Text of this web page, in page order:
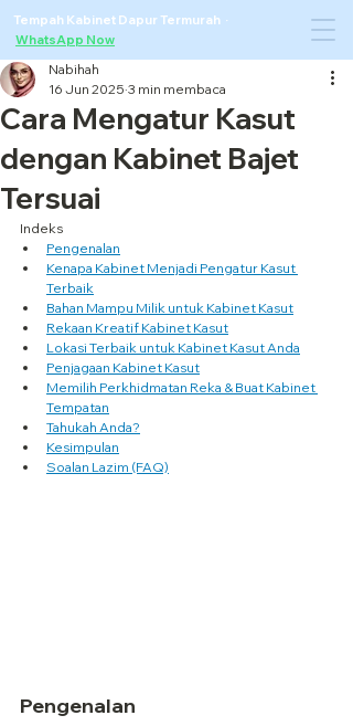
Tempah Kabinet Dapur Termurah ·
WhatsApp Now
Cara Mengatur Kasut
dengan Kabinet Bajet
Tersuai
Nabihah
16 Jun 2025 3 min membaca
Indeks
Pengenalan
Kenapa Kabinet Menjadi Pengatur Kasut
Terbaik
Bahan Mampu Milik untuk Kabinet Kasut
Rekaan Kreatif Kabinet Kasut
Lokasi Terbaik untuk Kabinet Kasut Anda
Penjagaan Kabinet Kasut
Memilih Perkhidmatan Reka & Buat Kabinet
Tempatan
Tahukah Anda?
Kesimpulan
Soalan Lazim (FAQ)
Pengenalan